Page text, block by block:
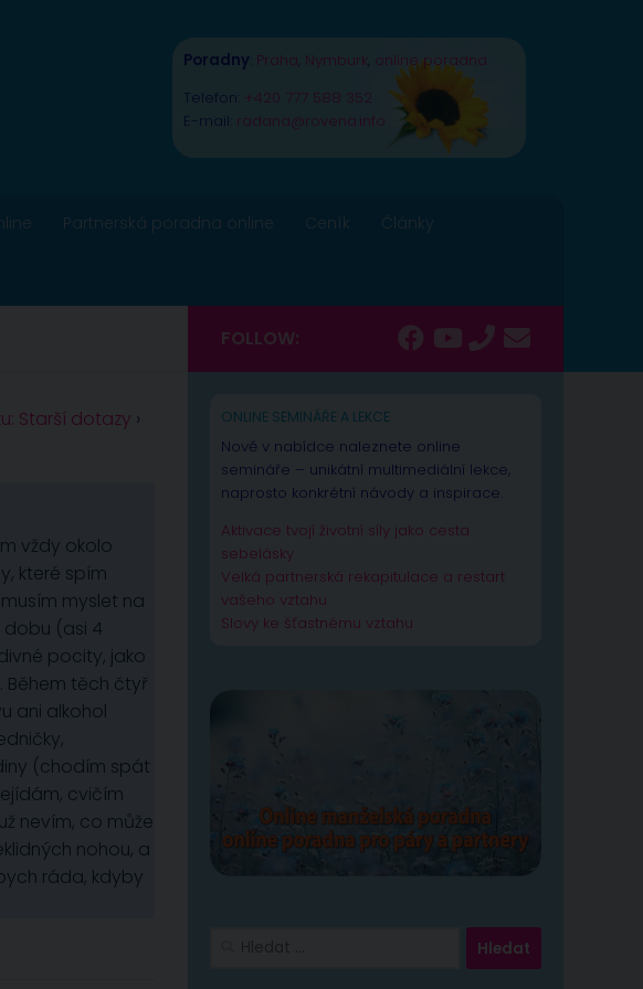
Poradny Praha Nymburk online poradna
Telefon: +420 777 588 352
E-mail: radana@rovena.info
Partnerská poradna online Ceník Články
Starší dotazy ›
vždy okolo
které spím
myslet na
dobu (asi 4
pocity, jako
Během těch čtyř
ani alkohol
(chodím spát
cvičím
nevím, co může
nohou, a
ráda, kdyby
FOLLOW:
ONLINE SEMINÁŘE A LEKCE
Nově v nabídce naleznete online
semináře – unikátní multimediální lekce,
naprosto konkrétní návody a inspirace.
Aktivace tvojí životní síly jako cesta
sebelásky
Velká partnerská rekapitulace a restart
vašeho vztahu
Slovy ke šťastnému vztahu